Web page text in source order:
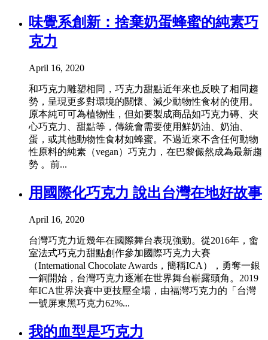
味覺系創新：捨棄奶蛋蜂蜜的純素巧
克力
April 16, 2020
和巧克力雕塑相同，巧克力甜點近年來也反映了相同趨
勢，呈現更多對環境的關懷、減少動物性食材的使用。
原本純可可為植物性，但如要製成商品如巧克力磚、夾
心巧克力、甜點等，傳統會需要使用鮮奶油、奶油、
蛋，或其他動物性食材如蜂蜜。不過近來不含任何動物
性原料的純素（vegan）巧克力，在巴黎儼然成為最新趨
勢 。前...
用國際化巧克力 說出台灣在地好故事
April 16, 2020
台灣巧克力近幾年在國際舞台表現強勁。從2016年，畬
室法式巧克力甜點創作參加國際巧克力大賽
（International Chocolate Awards，簡稱ICA），勇奪一銀
一銅開始，台灣巧克力逐漸在世界舞台嶄露頭角。2019
年ICA世界決賽中更技壓全場，由福灣巧克力的「台灣
一號屏東黑巧克力62%...
我的血型是巧克力